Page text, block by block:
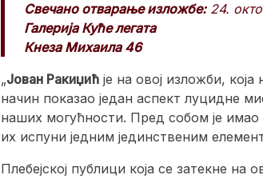
Свечано отварање изложбе:24.
Галерија Куће легата
Кнеза Михаила 46
„Јован Ракиџићје на овој изложби,
начин показао један аспект луцидне
наших могућности. Пред собом је
их испуни једним јединственим
Плебејској публици која се затекне на